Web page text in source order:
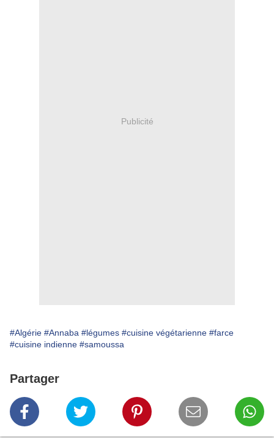
Publicité
#Algérie #Annaba #légumes #cuisine végétarienne #farce
#cuisine indienne #samoussa
Partager